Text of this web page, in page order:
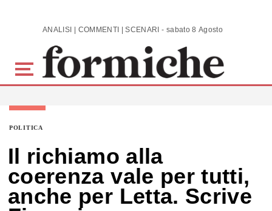
Skip to main content ANALISI | COMMENTI | SCENARI - sabato 8 Agosto 2026
POLITICA
Il richiamo alla
coerenza vale per tutti,
anche per Letta. Scrive